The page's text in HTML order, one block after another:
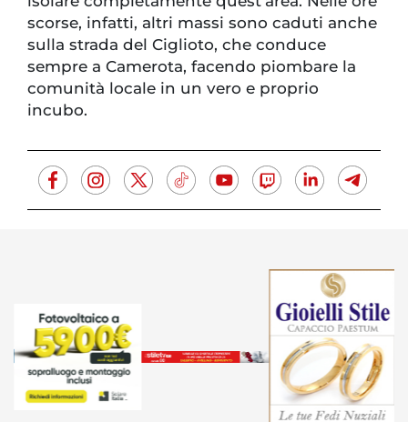
scorse, infatti, altri massi sono caduti anche
sulla strada del Ciglioto, che conduce
sempre a Camerota, facendo piombare la
comunità locale in un vero e proprio
incubo.